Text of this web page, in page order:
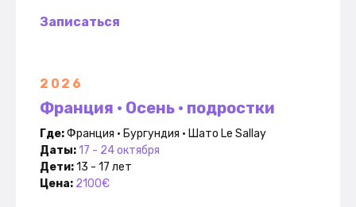
Записаться
2026
Франция • Осень • подростки
Где:Франция • Бургундия • Шато Le Sallay
Даты:17 - 24 октября
Дети:13 - 17 лет
Цена: 2100€